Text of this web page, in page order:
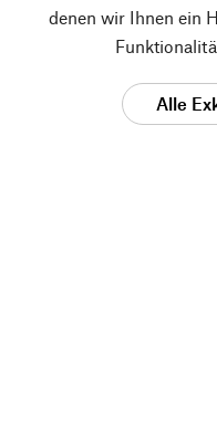
denen wir Ihnen ein
Alle